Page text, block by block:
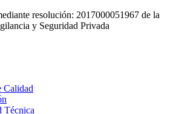
resolución: 2017000051967 de la
y Seguridad Privada
Calidad
Técnica